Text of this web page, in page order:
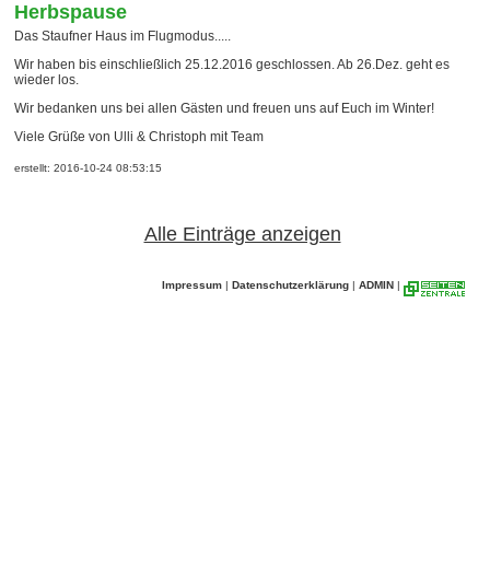
Herbspause
Das Staufner Haus im Flugmodus.....
Wir haben bis einschließlich 25.12.2016 geschlossen. Ab 26.Dez. geht es
wieder los.
Wir bedanken uns bei allen Gästen und freuen uns auf Euch im Winter!
Viele Grüße von Ulli & Christoph mit Team
erstellt: 2016-10-24 08:53:15
Alle Einträge anzeigen
Impressum | Datenschutzerklärung | ADMIN |